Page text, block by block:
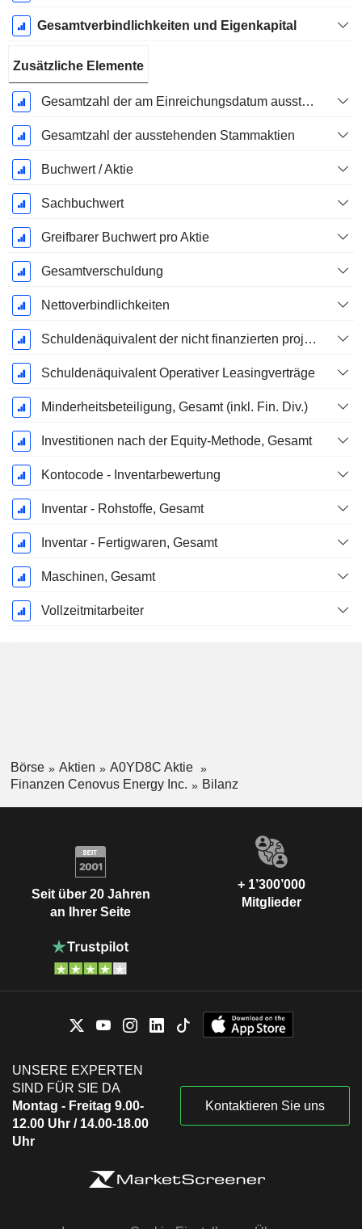
Gesamtverbindlichkeiten und Eigenkapital
Zusätzliche Elemente
Gesamtzahl der am Einreichungsdatum ausstehenden Aktien
Gesamtzahl der ausstehenden Stammaktien
Buchwert / Aktie
Sachbuchwert
Greifbarer Buchwert pro Aktie
Gesamtverschuldung
Nettoverbindlichkeiten
Schuldenäquivalent der nicht finanzierten projizierten Leistungspflicht
Schuldenäquivalent Operativer Leasingverträge
Minderheitsbeteiligung, Gesamt (inkl. Fin. Div.)
Investitionen nach der Equity-Methode, Gesamt
Kontocode - Inventarbewertung
Inventar - Rohstoffe, Gesamt
Inventar - Fertigwaren, Gesamt
Maschinen, Gesamt
Vollzeitmitarbeiter
Börse Aktien
A0YD8C Aktie
Finanzen Cenovus Energy Inc.
Bilanz
Seit über 20 Jahren
an Ihrer Seite
+ 1’300’000
Mitglieder
UNSERE EXPERTEN
SIND FÜR SIE DA
Montag - Freitag 9.00-
12.00 Uhr / 14.00-18.00
Uhr
Kontaktieren Sie uns